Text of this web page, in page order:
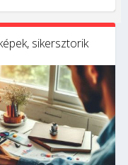
sikersztorik